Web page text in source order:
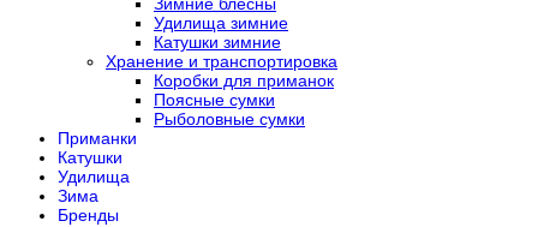
Зимние блесны
Удилища зимние
Катушки зимние
Хранение и транспортировка
Коробки для приманок
Поясные сумки
Рыболовные сумки
Приманки
Катушки
Удилища
Зима
Бренды